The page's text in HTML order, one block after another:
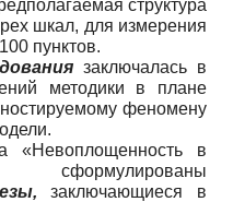
структура
шкал, для измерения
пунктов.
заключалась в
методики в плане
феномену
«Невоплощенность в
заключающиеся в